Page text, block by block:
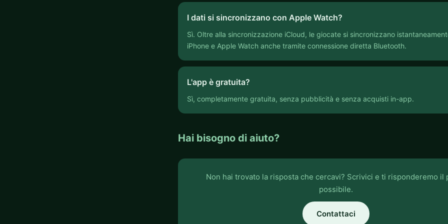
I dati si sincronizzano con Apple Watch?
Sì. Oltre alla sincronizzazione iCloud, le giocate si sincronizzano
iPhone e Apple Watch anche tramite connessione diretta Bluetooth.
L'app è gratuita?
Sì, completamente gratuita, senza pubblicità e senza acquisti in-app.
Hai bisogno di aiuto?
Non hai trovato la risposta che cercavi? Scrivici e ti risponderemo il
possibile.
Contattaci